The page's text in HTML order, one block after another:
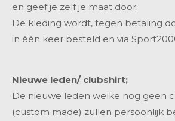
en geef je zelf je maat door.
De kleding wordt, tegen betaling
in één keer besteld en via
Nieuwe leden/ clubshirt;
De nieuwe leden welke nog geen
(custom made) zullen persoonlijk